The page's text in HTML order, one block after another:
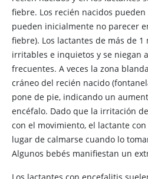
fiebre. Los recién nacidos
pueden inicialmente no parecer
fiebre). Los lactantes de más de
irritables e inquietos y se niegan
frecuentes. A veces la zona
cráneo del recién nacido
pone de pie, indicando un
encéfalo. Dado que la irritación
con el movimiento, el lactante
lugar de calmarse cuando lo
Algunos bebés manifiestan un